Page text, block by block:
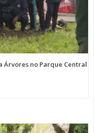
Árvores no Parque Central